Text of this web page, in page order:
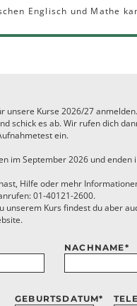
Englisch und Mathe
unsere Kurse 2026/27
schick es ab. Wir rufen dich
ein.
im September 2026 und enden
Hilfe oder mehr
01-40121-2600.
unserem Kurs findest du aber
NACHNAME*
GEBURTSDATUM*